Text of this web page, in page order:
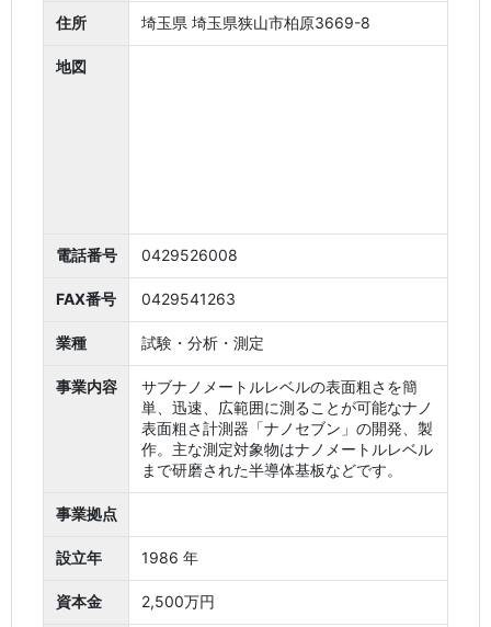
住所 埼玉県 埼玉県狭山市柏原3669-8
地図
電話番号 0429526008
FAX番号 0429541263
業種 試験・分析・測定
事業内容
サブナノメートルレベルの表面粗さを簡
単、迅速、広範囲に測ることが可能なナノ
表面粗さ計測器「ナノセブン」の開発、製
作。主な測定対象物はナノメートルレベル
まで研磨された半導体基板などです。
事業拠点
設立年 1986 年
資本金 2,500万円